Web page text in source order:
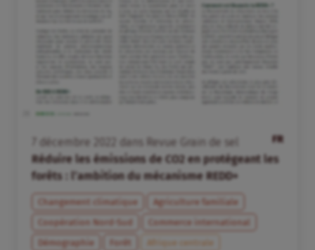
FR
décembre dans
Revue Grain de sel
Réduire les émissions de CO2 en protégeant les
forêts : l’ambition du mécanisme REDD+
Changement climatique
Agriculture familiale
Coopération Nord-Sud
Commerce international
Démographie